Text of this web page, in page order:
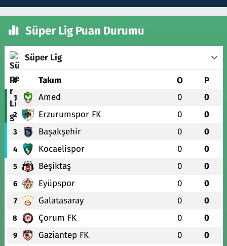
Süper Lig Puan Durumu
Süper Lig
# Takım O P
1 Amed 0 0
2 Erzurumspor FK 0 0
3 Başakşehir 0 0
4 Kocaelispor 0 0
5 Beşiktaş 0 0
6 Eyüpspor 0 0
7 Galatasaray 0 0
8 Çorum FK 0 0
9 Gaziantep FK 0 0